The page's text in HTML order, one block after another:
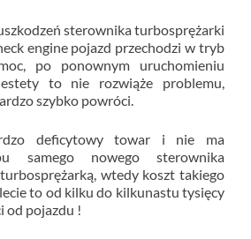
sterownika turbosprężarki
engine pojazd przechodzi w tryb
po ponownym uruchomieniu
to nie rozwiąże problemu,
szybko powróci.
deficytowy towar i nie ma
samego nowego sterownika
wtedy koszt takiego
to od kilku do kilkunastu tysięcy
od pojazdu !